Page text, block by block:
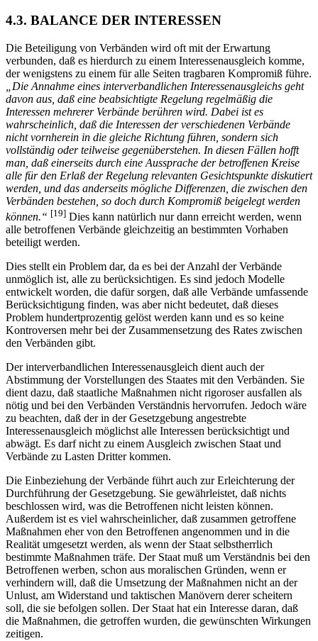
4.3. BALANCE DER INTERESSEN
Die Beteiligung von Verbänden wird oft mit der Erwartung
verbunden, daß es hierdurch zu einem Interessenausgleich komme,
der wenigstens zu einem für alle Seiten tragbaren Kompromiß führe.
„Die Annahme eines interverbandlichen Interessenausgleichs geht
davon aus, daß eine beabsichtigte Regelung regelmäßig die
Interessen mehrerer Verbände berühren wird. Dabei ist es
wahrscheinlich, daß die Interessen der verschiedenen Verbände
nicht vornherein in die gleiche Richtung führen, sondern sich
vollständig oder teilweise gegenüberstehen. In diesen Fällen hofft
man, daß einerseits durch eine Aussprache der betroffenen Kreise
alle für den Erlaß der Regelung relevanten Gesichtspunkte diskutiert
werden, und das anderseits mögliche Differenzen, die zwischen den
Verbänden bestehen, so doch durch Kompromiß beigelegt werden
können.“ [19] Dies kann natürlich nur dann erreicht werden, wenn
alle betroffenen Verbände gleichzeitig an bestimmten Vorhaben
beteiligt werden.
Dies stellt ein Problem dar, da es bei der Anzahl der Verbände
unmöglich ist, alle zu berücksichtigen. Es sind jedoch Modelle
entwickelt worden, die dafür sorgen, daß alle Verbände umfassende
Berücksichtigung finden, was aber nicht bedeutet, daß dieses
Problem hundertprozentig gelöst werden kann und es so keine
Kontroversen mehr bei der Zusammensetzung des Rates zwischen
den Verbänden gibt.
Der interverbandlichen Interessenausgleich dient auch der
Abstimmung der Vorstellungen des Staates mit den Verbänden. Sie
dient dazu, daß staatliche Maßnahmen nicht rigoroser ausfallen als
nötig und bei den Verbänden Verständnis hervorrufen. Jedoch wäre
zu beachten, daß der in der Gesetzgebung angestrebte
Interessenausgleich möglichst alle Interessen berücksichtigt und
abwägt. Es darf nicht zu einem Ausgleich zwischen Staat und
Verbände zu Lasten Dritter kommen.
Die Einbeziehung der Verbände führt auch zur Erleichterung der
Durchführung der Gesetzgebung. Sie gewährleistet, daß nichts
beschlossen wird, was die Betroffenen nicht leisten können.
Außerdem ist es viel wahrscheinlicher, daß zusammen getroffene
Maßnahmen eher von den Betroffenen angenommen und in die
Realität umgesetzt werden, als wenn der Staat selbstherrlich
bestimmte Maßnahmen träfe. Der Staat muß um Verständnis bei den
Betroffenen werben, schon aus moralischen Gründen, wenn er
verhindern will, daß die Umsetzung der Maßnahmen nicht an der
Unlust, am Widerstand und taktischen Manövern derer scheitern
soll, die sie befolgen sollen. Der Staat hat ein Interesse daran, daß
die Maßnahmen, die getroffen wurden, die gewünschten Wirkungen
zeitigen.